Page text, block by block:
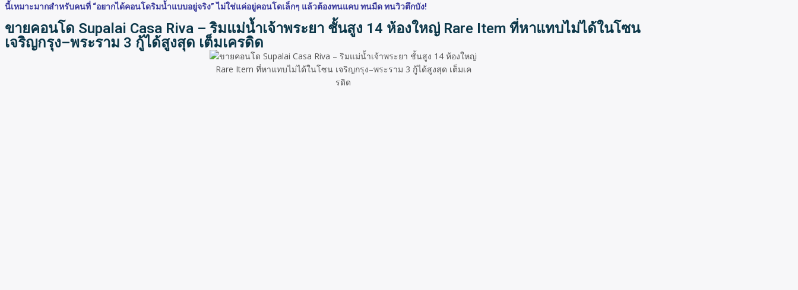
นี้เหมาะมากสำหรับคนที่ “อยากได้คอนโดริมน้ำแบบอยู่จริง” ไม่ใช่แค่อยู่คอนโดเล็กๆ แล้วต้องทนแคบ ทนมืด ทนวิวตึกบัง!
ขายคอนโด Supalai Casa Riva – ริมแม่น้ำเจ้าพระยา ชั้นสูง 14 ห้องใหญ่ Rare Item ที่หาแทบไม่ได้ในโซน
เจริญกรุง–พระราม 3 กู้ได้สูงสุด เต็มเครดิด